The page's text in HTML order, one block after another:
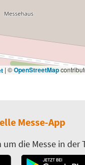
| ©OpenStreetMap
Messe-App
die Messe in der